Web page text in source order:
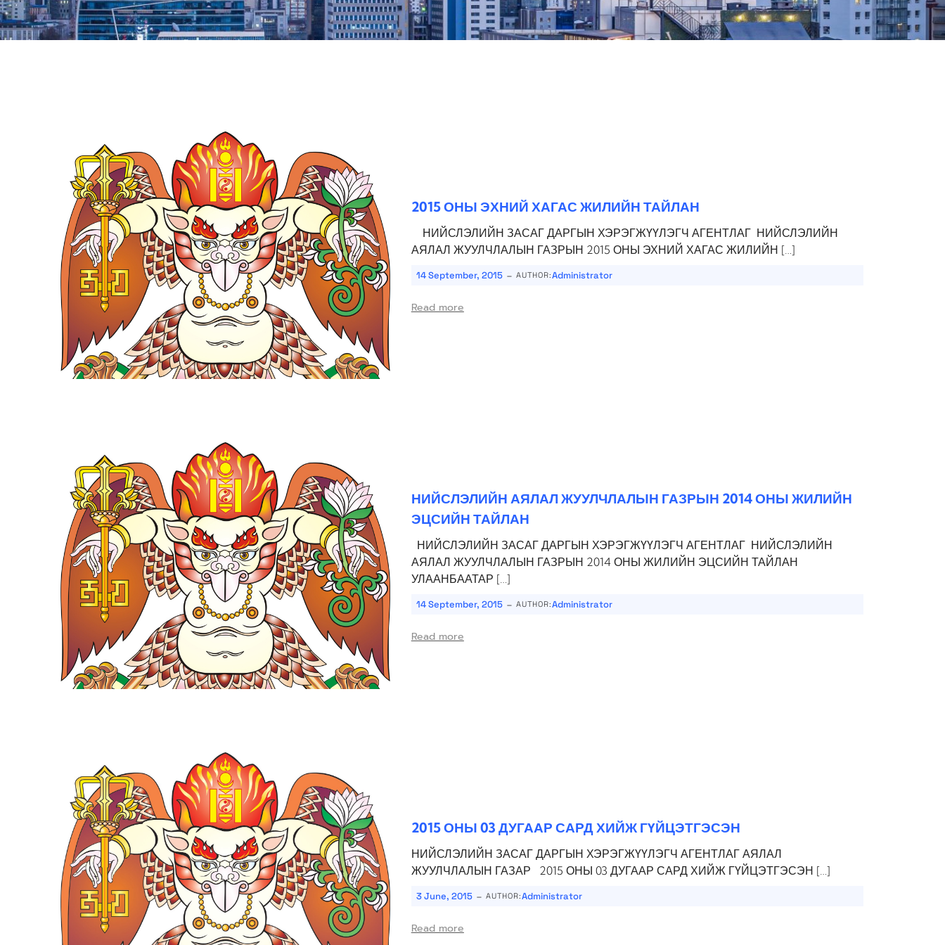
2015 ОНЫ ЭХНИЙ ХАГАС ЖИЛИЙН ТАЙЛАН
НИЙСЛЭЛИЙН ЗАСАГ ДАРГЫН ХЭРЭГЖҮҮЛЭГЧ АГЕНТЛАГ НИЙСЛЭЛИЙН
АЯЛАЛ ЖУУЛЧЛАЛЫН ГАЗРЫН 2015 ОНЫ ЭХНИЙ ХАГАС ЖИЛИЙН […]
14 September, 2015 - AUTHOR:Administrator
Read more
НИЙСЛЭЛИЙН АЯЛАЛ ЖУУЛЧЛАЛЫН ГАЗРЫН 2014 ОНЫ ЖИЛИЙН
ЭЦСИЙН ТАЙЛАН
НИЙСЛЭЛИЙН ЗАСАГ ДАРГЫН ХЭРЭГЖҮҮЛЭГЧ АГЕНТЛАГ НИЙСЛЭЛИЙН
АЯЛАЛ ЖУУЛЧЛАЛЫН ГАЗРЫН 2014 ОНЫ ЖИЛИЙН ЭЦСИЙН ТАЙЛАН
УЛААНБААТАР […]
14 September, 2015 - AUTHOR:Administrator
Read more
2015 ОНЫ 03 ДУГААР САРД ХИЙЖ ГҮЙЦЭТГЭСЭН
НИЙСЛЭЛИЙН ЗАСАГ ДАРГЫН ХЭРЭГЖҮҮЛЭГЧ АГЕНТЛАГ АЯЛАЛ
ЖУУЛЧЛАЛЫН ГАЗАР 2015 ОНЫ 03 ДУГААР САРД ХИЙЖ ГҮЙЦЭТГЭСЭН […]
3 June, 2015 - AUTHOR:Administrator
Read more